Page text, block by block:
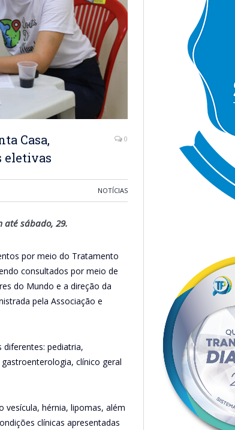
Casa,
eletivas
0
NOTÍCIAS
até sábado, 29.
por meio do Tratamento
consultados por meio de
do Mundo e a direção da
pela Associação e
pediatria,
clínico geral
vesícula, hérnia, lipomas, além
clínicas apresentadas